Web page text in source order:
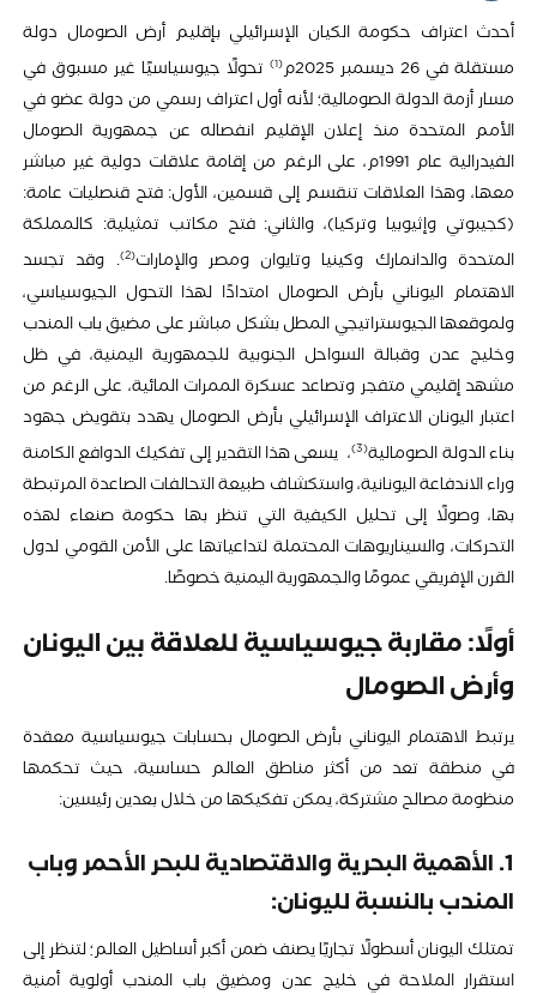
أحدث اعتراف حكومة الكيان الإسرائيلي بإقليم أرض الصومال دولة
مستقلة في 26 ديسمبر 2025م
1 تحولًا جيوسياسيًا غير مسبوق في
مسار أزمة الدولة الصومالية؛ لأنه أول اعتراف رسمي من دولة عضو في
الأمم المتحدة منذ إعلان الإقليم انفصاله عن جمهورية الصومال
الفيدرالية عام 1991م، على الرغم من إقامة علاقات دولية غير مباشر
معها، وهذا العلاقات تنقسم إلى قسمين، الأول: فتح قنصليات عامة:
(كجيبوتي وإثيوبيا وتركيا)، والثاني: فتح مكاتب تمثيلية: كالمملكة
المتحدة والدانمارك وكينيا وتايوان ومصر والإمارات 2 . وقد تجسد
الاهتمام اليوناني بأرض الصومال امتدادًا لهذا التحول الجيوسياسي،
ولموقعها الجيوستراتيجي المطل بشكل مباشر على مضيق باب المندب
وخليج عدن وقبالة السواحل الجنوبية للجمهورية اليمنية، في ظل
مشهد إقليمي متفجر وتصاعد عسكرة الممرات المائية، على الرغم من
اعتبار اليونان الاعتراف الإسرائيلي بأرض الصومال يهدد بتقويض جهود
بناء الدولة الصومالية 3 ، يسعى هذا التقدير إلى تفكيك الدوافع الكامنة
وراء الاندفاعة اليونانية، واستكشاف طبيعة التحالفات الصاعدة المرتبطة
بها، وصولًا إلى تحليل الكيفية التي تنظر بها حكومة صنعاء لهذه
التحركات، والسيناريوهات المحتملة لتداعياتها على الأمن القومي لدول
القرن الإفريقي عمومًا والجمهورية اليمنية خصوصًا.
أولًا: مقاربة جيوسياسية للعلاقة بين اليونان
وأرض الصومال
يرتبط الاهتمام اليوناني بأرض الصومال بحسابات جيوسياسية معقدة
في منطقة تعد من أكثر مناطق العالم حساسية، حيث تحكمها
منظومة مصالح مشتركة، يمكن تفكيكها من خلال بعدين رئيسين:
1. الأهمية البحرية والاقتصادية للبحر الأحمر وباب
المندب بالنسبة لليونان:
تمتلك اليونان أسطولًا تجاريًا يصنف ضمن أكبر أساطيل العالم؛ لتنظر إلى
استقرار الملاحة في خليج عدن ومضيق باب المندب أولوية أمنية